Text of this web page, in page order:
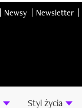
Newsy Newsletter
Styl życia